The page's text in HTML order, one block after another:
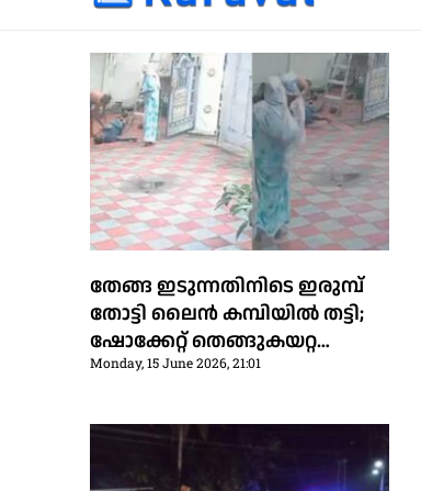
തേങ്ങ ഇടുന്നതിനിടെ ഇരുമ്പ്
തോട്ടി ലൈന്‍ കമ്പിയില്‍ തട്ടി;
ഷോക്കേറ്റ് തെങ്ങുകയറ്റ
തൊഴിലാളിക്ക് ദാരുണന്ത്യം
Monday, 15 June 2026, 21:01